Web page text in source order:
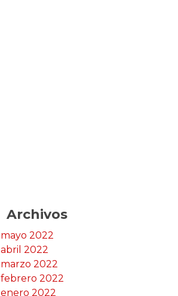
Archivos
mayo 2022
abril 2022
marzo 2022
febrero 2022
enero 2022